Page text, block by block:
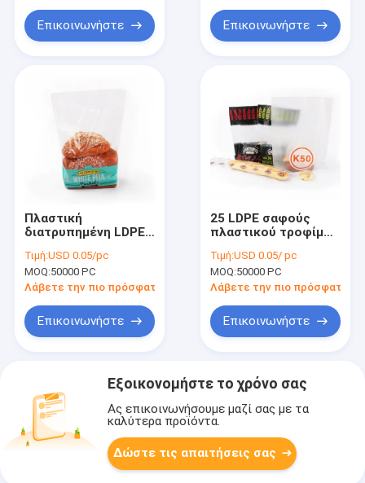
Επικοινωνήστε Επικοινωνήστε
Πλαστική
διατρυπημένη LDPE
τροφίμων τσαντών
ψωμιού με το
λογότυπο
Τιμή:USD 0.05/pc
MOQ:50000 PC
Λάβετε την πιο πρόσφατη τιμή
Επικοινωνήστε
25 LDPE σαφούς
πλαστικού τροφίμων
τσαντών ψάθινου με
το δεσμό
Τιμή:USD 0.05/ pc
MOQ:50000 PC
Λάβετε την πιο πρόσφατη
Επικοινωνήστε
Εξοικονομήστε το χρόνο σας
Ας επικοινωνήσουμε μαζί σας με τα
καλύτερα προϊόντα.
Δώστε τις απαιτήσεις σας